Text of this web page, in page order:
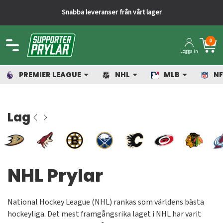
Snabba leveranser från vårt lager
Logga in
0
PREMIER LEAGUE NHL MLB
Lag
NHL Prylar
National Hockey League (NHL) rankas som världens bästa
hockeyliga. Det mest framgångsrika laget i NHL har varit